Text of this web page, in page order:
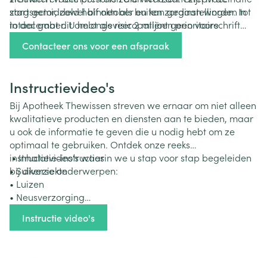
zorgsector, zowel binnen als buiten zorginstellingen. In
totaal gaat dit om ongeveer 2 miljoen prioritaire
start gemiddeld half oktober en kan gedaan worden tot
in december. U hebt als risicopatiënt geen voorschrift
begin oktober en gebeurt liefst voor 1 november. Praat
Contacteer ons voor een afspraak
Instructievideo's
Bij Apotheek Thewissen streven we ernaar om niet alleen
kwalitatieve producten en diensten aan te bieden, maar
u ook de informatie te geven die u nodig hebt om ze
optimaal te gebruiken. Ontdek onze reeks
instructievideo’s waarin we u stap voor stap begeleiden
bij diverse onderwerpen:
• Inhalatie-instructies
• Suikerziekte
• Luizen
• Neusverzorging
• Geneesmiddelen innemen
Instructie video's